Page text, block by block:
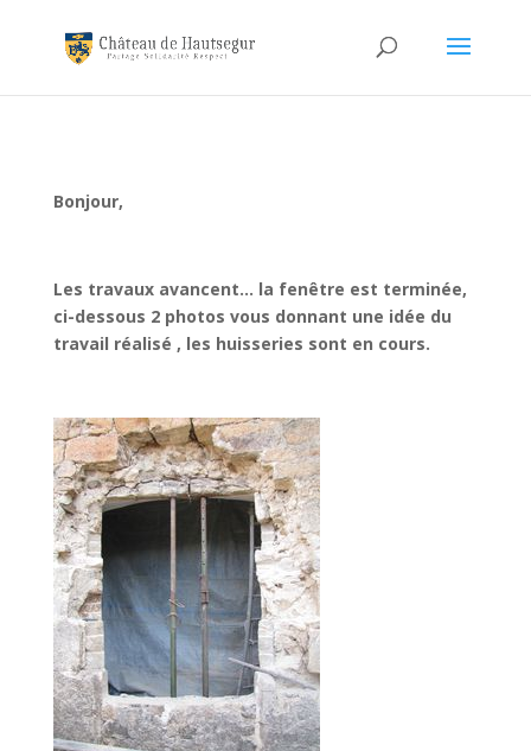
Bonjour,
Les travaux avancent… la fenêtre est terminée,
ci-dessous 2 photos vous donnant une idée du
travail réalisé , les huisseries sont en cours.